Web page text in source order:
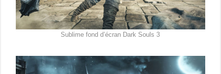
Sublime fond d’écran Dark Souls 3